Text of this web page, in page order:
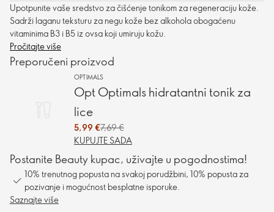
Upotpunite vaše sredstvo za čišćenje tonikom za regeneraciju kože.
Sadrži laganu teksturu za negu kože bez alkohola obogaćenu
vitaminima B3 i B5 iz ovsa koji umiruju kožu.
Pročitajte više
Preporučeni proizvod
OPTIMALS
Opt Optimals hidratantni tonik za
lice
5,99 €7,69 €
KUPUJTE SADA
Postanite Beauty kupac, uživajte u pogodnostima!
10% trenutnog popusta na svakoj porudžbini, 10% popusta za
pozivanje i mogućnost besplatne isporuke.
Saznajte više